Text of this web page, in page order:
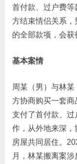
首付款、过户费等
方结束情侣关系
的全部款项，会获
基本案情
周某（男）与林
方协商购买一套
支付了首付款、
作，从外地来深
房屋共同居住。
月，林某搬离案涉